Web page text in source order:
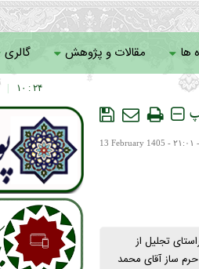
ها مقالات و پژوهش گالری
۲۴ : ۱۰
13 February 1405
تجلیل از
با خادم پیشکسوت حرم ساز آقای محمد